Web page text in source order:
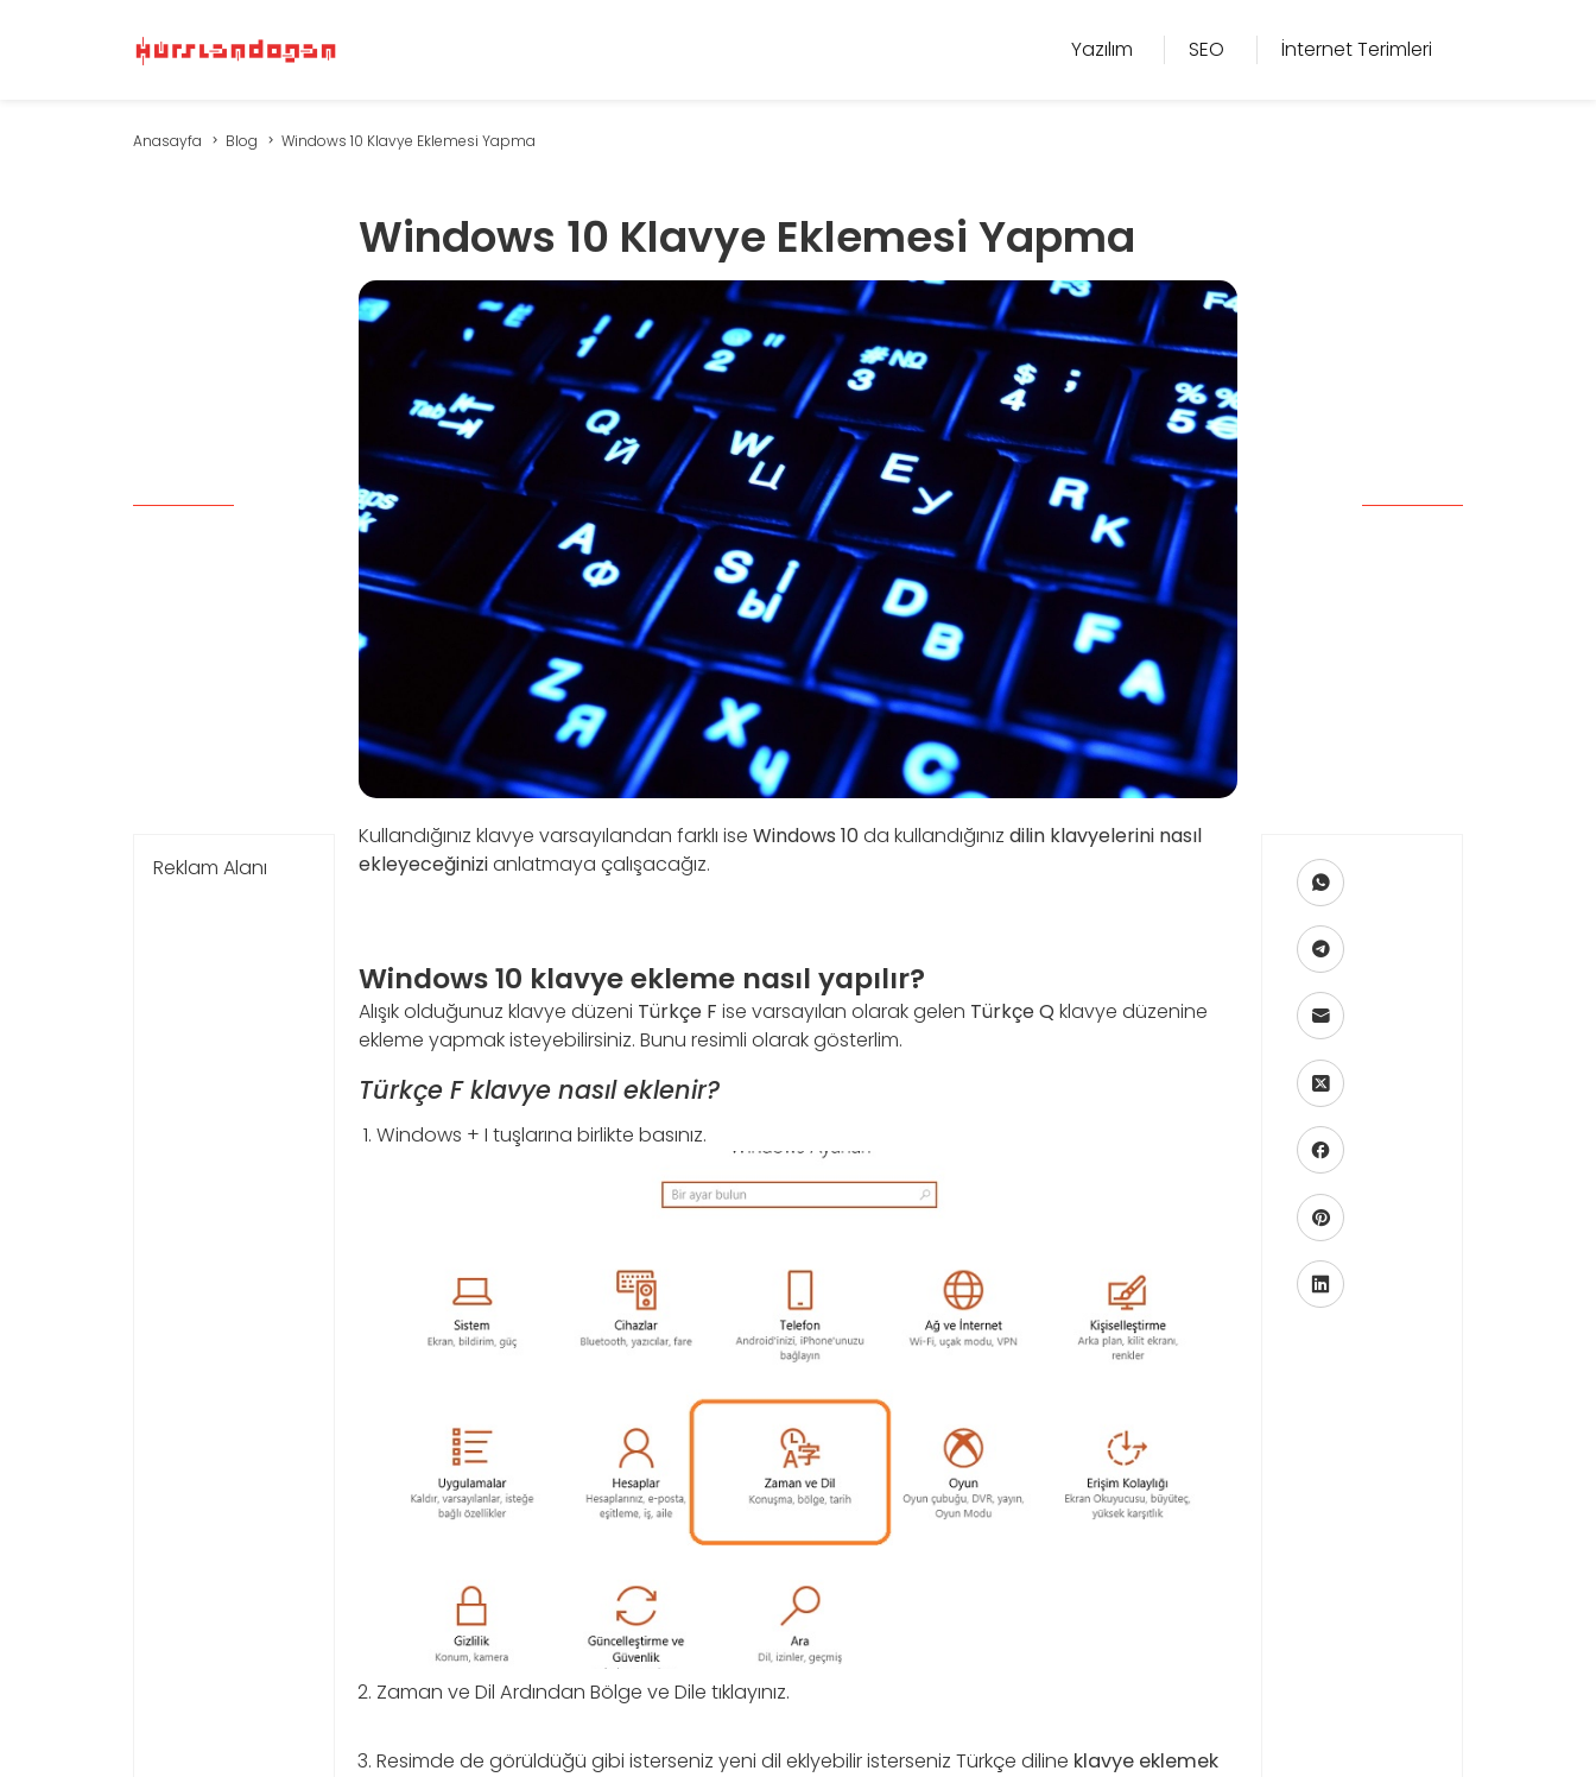
Yazılım SEO İnternet Terimleri
Anasayfa Blog Windows 10 Klavye Eklemesi Yapma
Windows 10 Klavye Eklemesi Yapma
Reklam Alanı
Kullandığınız klavye varsayılandan farklı ise Windows 10da kullandığınız dilin klavyelerini nasıl
ekleyeceğinizianlatmaya çalışacağız.
Windows 10 klavye ekleme nasıl yapılır?
Alışık olduğunuz klavye düzeni Türkçe F ise varsayılan olarak gelen Türkçe Q klavye düzenine
ekleme yapmak isteyebilirsiniz. Bunu resimli olarak gösterlim.
Türkçe F klavye nasıl eklenir?
Windows + I tuşlarına birlikte basınız.
Zaman ve Dil Ardından Bölge ve Dile tıklayınız.
Resimde de görüldüğü gibi isterseniz yeni dil eklyebilir isterseniz Türkçe diline klavye eklemek